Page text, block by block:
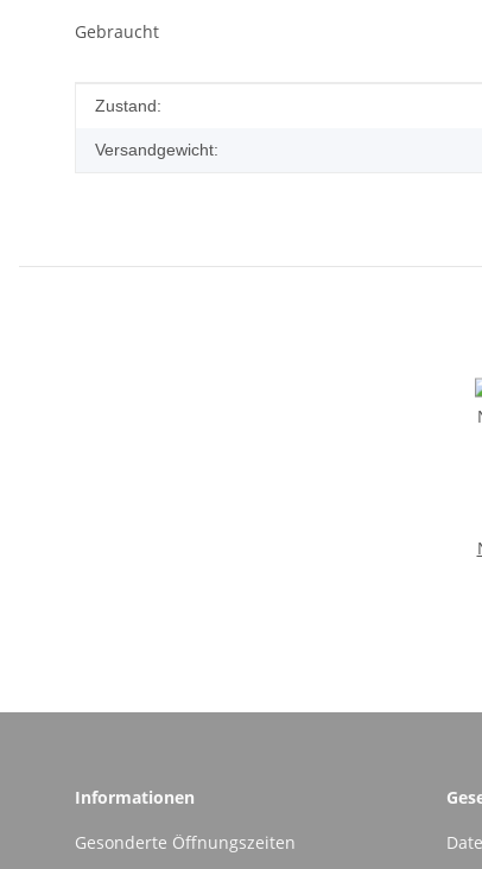
Gebraucht
Produkteigenschaft
Wert
Zustand:
Versandgewicht:
Informationen
Gesonderte Öffnungszeiten